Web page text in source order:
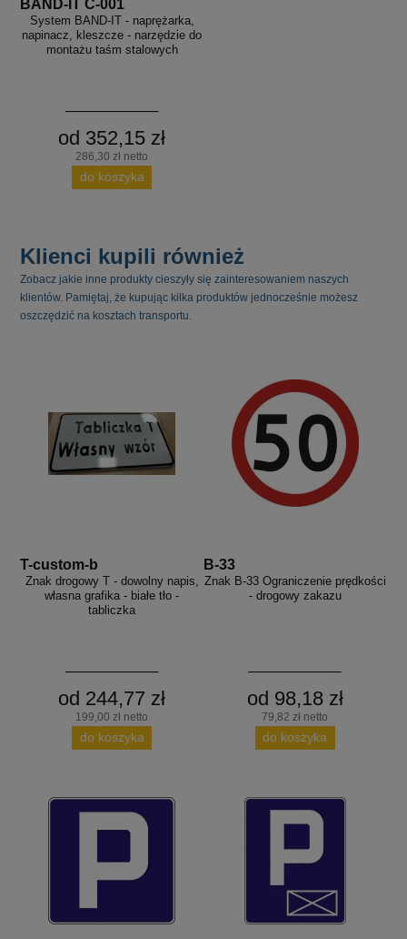
BAND-IT C-001
System BAND-IT - naprężarka,
napinacz, kleszcze - narzędzie do
montażu taśm stalowych
od 352,15 zł
286,30 zł netto
do koszyka
Klienci kupili również
Zobacz jakie inne produkty cieszyły się zainteresowaniem naszych
klientów. Pamiętaj, że kupując kilka produktów jednocześnie możesz
oszczędzić na kosztach transportu.
T-custom-b
Znak drogowy T - dowolny napis,
własna grafika - białe tło -
tabliczka
od 244,77 zł
199,00 zł netto
do koszyka
B-33
Znak B-33 Ograniczenie prędkości
- drogowy zakazu
od 98,18 zł
79,82 zł netto
do koszyka